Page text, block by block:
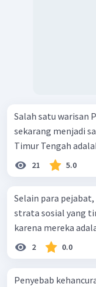
Salah satu warisan
sekarang menjadi
Timur Tengah
21 5.0
Selain para
strata sosial yang
karena mereka
2 0.0
Penyebab